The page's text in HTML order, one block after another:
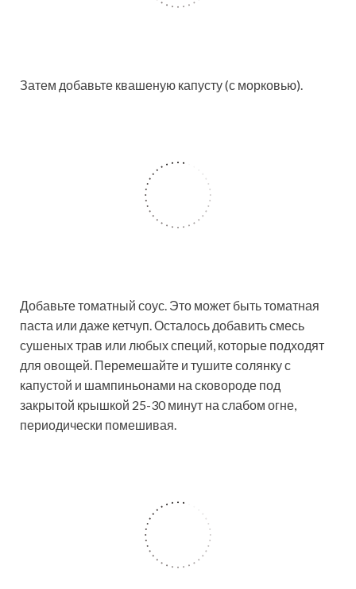
Затем добавьте квашеную капусту (с морковью).
Добавьте томатный соус. Это может быть томатная
паста или даже кетчуп. Осталось добавить смесь
сушеных трав или любых специй, которые подходят
для овощей. Перемешайте и тушите солянку с
капустой и шампиньонами на сковороде под
закрытой крышкой 25-30 минут на слабом огне,
периодически помешивая.